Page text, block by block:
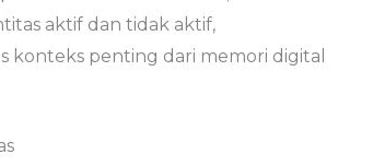
aktif dan tidak aktif,
konteks penting dari memori digital